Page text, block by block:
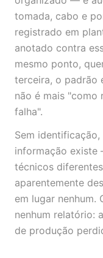
tomada, cabo e
registrado em
anotado contra
mesmo ponto,
terceira, o padrão
não é mais "como
falha".
Sem
informação existe
técnicos
aparentemente
em lugar nenhum.
nenhum relatório:
de produção